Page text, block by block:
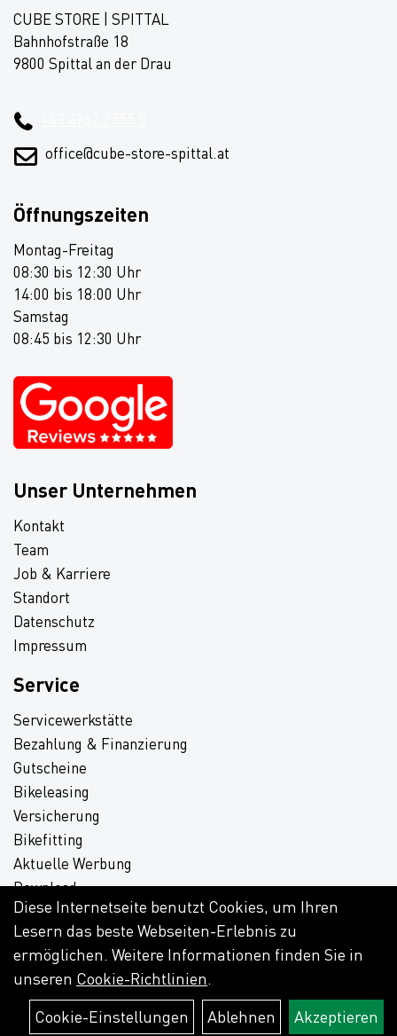
CUBE STORE | SPITTAL
Bahnhofstraße 18
9800 Spittal an der Drau
office@cube-store-spittal.at
Öffnungszeiten
Montag-Freitag
08:30 bis 12:30 Uhr
14:00 bis 18:00 Uhr
Samstag
08:45 bis 12:30 Uhr
Unser Unternehmen
Kontakt
Team
Job & Karriere
Standort
Datenschutz
Impressum
Service
Servicewerkstätte
Bezahlung & Finanzierung
Gutscheine
Bikeleasing
Versicherung
Bikefitting
Aktuelle Werbung
Download
Diese Internetseite benutzt Cookies, um Ihren
Lesern das beste Webseiten-Erlebnis zu
ermöglichen. Weitere Informationen finden Sie in
unseren Cookie-Richtlinien.
Cookie-Einstellungen
Ablehnen Akzeptieren